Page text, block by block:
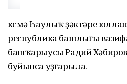
күсмә Һаулыҡ үҙәктәре
республика башлығы
башҡарыусы Радий
буйынса уҙғарыла.